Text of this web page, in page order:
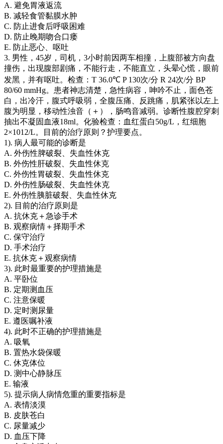
A. 避免胃液返流
B. 减轻食管黏膜水肿
C. 防止进食后呼吸困难
D. 防止晚期吻合口瘘
E. 防止恶心、呕吐
3. 男性，45岁，司机，3小时前因两车相撞，上腹部被方向盘
撞伤，出现腹部剧痛，不能行走，不能直立，头晕心慌，眼前
发黑，并有呕吐。检查：T 36.0℃ P 130次/分 R 24次/分 BP
80/60 mmHg。患者神志清楚，急性病容，呻吟不止，面色苍
白，出冷汗，腹式呼吸弱，全腹压痛、反跳痛，肌紧张以左上
腹为明显，移动性浊音（＋），肠鸣音减弱。诊断性腹腔穿刺
抽出不凝固血液18ml。化验检查：血红蛋白50g/L，红细胞
2×1012/L。目前的治疗原则？护理要点。
1). 病人最可能的诊断是
A. 外伤性脾破裂、失血性休克
B. 外伤性肝破裂、失血性休克
C. 外伤性胃破裂、失血性休克
D. 外伤性肠破裂、失血性休克
E. 外伤性胰脏破裂、失血性休克
2). 目前的治疗原则是
A. 抗休克＋急诊手术
B. 观察病情＋择期手术
C. 保守治疗
D. 手术治疗
E. 抗休克＋观察病情
3). 此时最重要的护理措施是
A. 平卧位
B. 定期测血压
C. 注意保暖
D. 定时测尿量
E. 遵医嘱补液
4). 此时不正确的护理措施是
A. 吸氧
B. 置热水袋保暖
C. 休克体位
D. 测中心静脉压
E. 输液
5). 提示病人病情危重的重要指标是
A. 表情淡漠
B. 皮肤苍白
C. 尿量减少
D. 血压下降